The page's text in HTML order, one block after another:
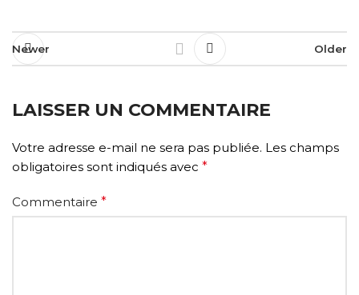
Newer Older
LAISSER UN COMMENTAIRE
Votre adresse e-mail ne sera pas publiée. Les champs
obligatoires sont indiqués avec *
Commentaire *